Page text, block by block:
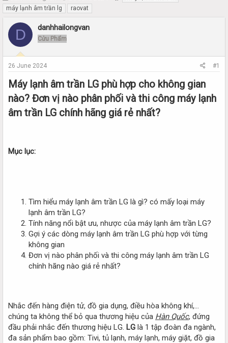
h
r
e
d
a
r
t
e
r
t
a
r
máy lạnh âm trần lg
raovat
D danhhailongvan
Cửu Phẩm
26 June 2024 #1
Máy lạnh âm trần LG phù hợp cho không gian
nào? Đơn vị nào phân phối và thi công máy lạnh
âm trần LG chính hãng giá rẻ nhất?
Mục lục:
Tìm hiểu máy lạnh âm trần LG là gì? có mấy loại máy
lạnh âm trần LG?
Tính năng nổi bật ưu, nhược của máy lạnh âm trần LG?
Gợi ý các dòng máy lạnh âm trần LG phù hợp với từng
không gian
Đơn vị nào phân phối và thi công máy lạnh âm trần LG
chính hãng nào giá rẻ nhất?
Nhắc đến hàng điện tử, đồ gia dụng, điều hòa không khí,…
chúng ta không thể bỏ qua thương hiệu của Hàn Quốc, đứng
đầu phải nhắc đến thương hiệu LG. LG là 1 tập đoàn đa ngành,
đa sản phẩm bao gồm: Tivi, tủ lạnh, máy lạnh, máy giặt, đồ gia